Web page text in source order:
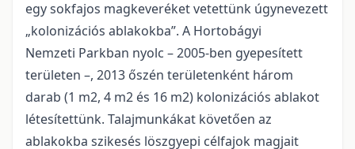
egy sokfajos magkeveréket vetettünk úgynevezett
„kolonizációs ablakokba”. A Hortobágyi
Nemzeti Parkban nyolc – 2005-ben gyepesített
területen –, 2013 őszén területenként három
darab (1 m2, 4 m2 és 16 m2) kolonizációs ablakot
létesítettünk. Talajmunkákat követően az
ablakokba szikesés löszgyepi célfajok magjait